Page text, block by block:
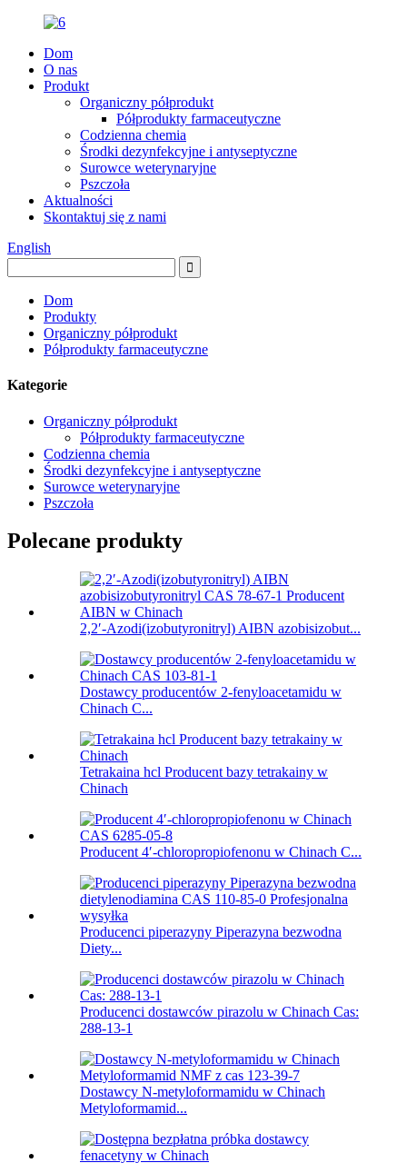
Dom
O nas
Produkt
Organiczny półprodukt
Półprodukty farmaceutyczne
Codzienna chemia
Środki dezynfekcyjne i antyseptyczne
Surowce weterynaryjne
Pszczoła
Aktualności
Skontaktuj się z nami
English
Dom
Produkty
Organiczny półprodukt
Półprodukty farmaceutyczne
Kategorie
Organiczny półprodukt
Półprodukty farmaceutyczne
Codzienna chemia
Środki dezynfekcyjne i antyseptyczne
Surowce weterynaryjne
Pszczoła
Polecane produkty
2,2′-Azodi(izobutyronitryl) AIBN azobisizobut...
Dostawcy producentów 2-fenyloacetamidu w
Chinach C...
Tetrakaina hcl Producent bazy tetrakainy w
Chinach
Producent 4′-chloropropiofenonu w Chinach C...
Producenci piperazyny Piperazyna bezwodna
Diety...
Producenci dostawców pirazolu w Chinach Cas:
288-13-1
Dostawcy N-metyloformamidu w Chinach
Metyloformamid...